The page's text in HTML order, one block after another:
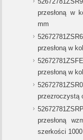
przesłoną w
mm
przesłoną w
przesłoną w
przezroczystą
przesłoną
szerkości